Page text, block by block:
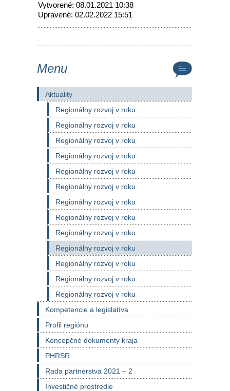
Vytvorené: 08.01.2021 10:38
Upravené: 02.02.2022 15:51
Menu
Aktuality
Regionálny rozvoj v roku
Regionálny rozvoj v roku
Regionálny rozvoj v roku
Regionálny rozvoj v roku
Regionálny rozvoj v roku
Regionálny rozvoj v roku
Regionálny rozvoj v roku
Regionálny rozvoj v roku
Regionálny rozvoj v roku
Regionálny rozvoj v roku
Regionálny rozvoj v roku
Regionálny rozvoj v roku
Regionálny rozvoj v roku
Kompetencie a legislatíva
Profil regiónu
Koncepčné dokumenty kraja
PHRSR
Rada partnerstva 2021 – 2
Investičné prostredie